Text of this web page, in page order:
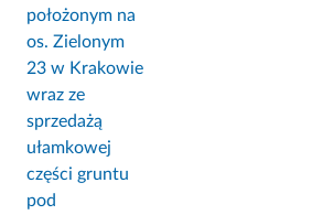
położonym na
os. Zielonym
23 w Krakowie
wraz ze
sprzedażą
ułamkowej
części gruntu
pod